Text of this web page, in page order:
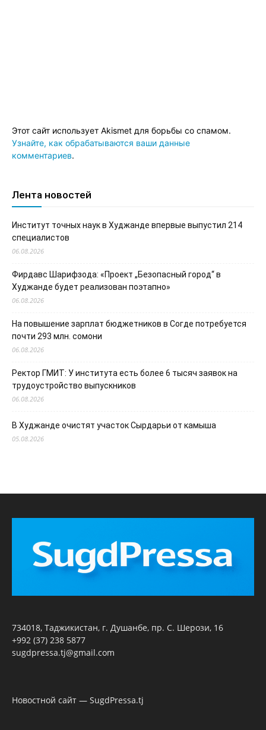
Этот сайт использует Akismet для борьбы со спамом.
Узнайте, как обрабатываются ваши данные
комментариев.
Лента новостей
Институт точных наук в Худжанде впервые выпустил 214
специалистов
06.08.2026
Фирдавс Шарифзода: «Проект „Безопасный город“ в
Худжанде будет реализован поэтапно»
06.08.2026
На повышение зарплат бюджетников в Согде потребуется
почти 293 млн. сомони
06.08.2026
Ректор ГМИТ: У института есть более 6 тысяч заявок на
трудоустройство выпускников
06.08.2026
В Худжанде очистят участок Сырдарьи от камыша
05.08.2026
734018, Таджикистан, г. Душанбе, пр. С. Шерози, 16
+992 (37) 238 5877
sugdpressa.tj@gmail.com
Новостной сайт — SugdPressa.tj